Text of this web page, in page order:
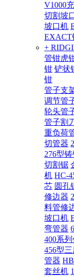
V1000
切割坡
坡口机
EXACT
+
管钳虎
钳 铲状
钳
管子支
调节管
轮头管
管子割
重负荷
切管器
276型
切割锯
机 HC-
芯 圆孔
修边器
料管修
坡口机
弯管器
400系
456型
管器
套丝机